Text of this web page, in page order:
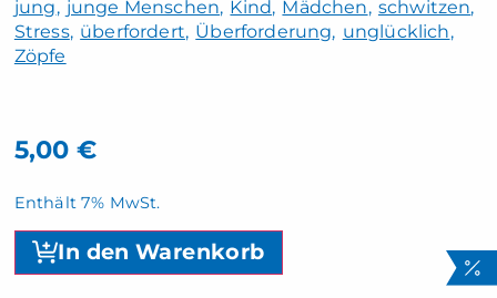
jung junge Menschen Kind Mädchen schwitzen
Stress überfordert Überforderung unglücklich
Zöpfe
5,00 €
Enthält 7% MwSt.
In den Warenkorb